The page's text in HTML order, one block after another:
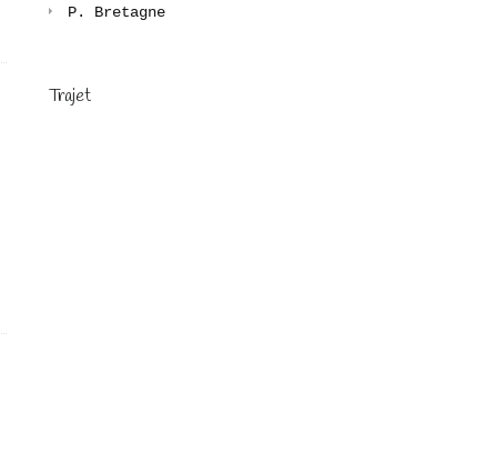
P. Bretagne
Trajet